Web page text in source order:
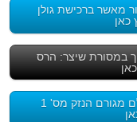
מאשר ברכישת גולן
כאן
במסורת שיצר: הרס
משרד האוצר מתבלבל בעובדות ומתעלם מגורם הנזק מס' 1